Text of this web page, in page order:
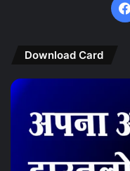
Download Card